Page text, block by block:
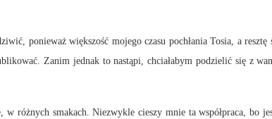
ponieważ większość mojego czasu pochłania Tosia, a
Zanim jednak to nastąpi, chciałabym podzielić się z
różnych smakach. Niezwykle cieszy mnie ta współpraca, bo